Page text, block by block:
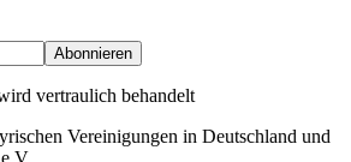
Abonnieren
vertraulich behandelt
Vereinigungen in Deutschland und